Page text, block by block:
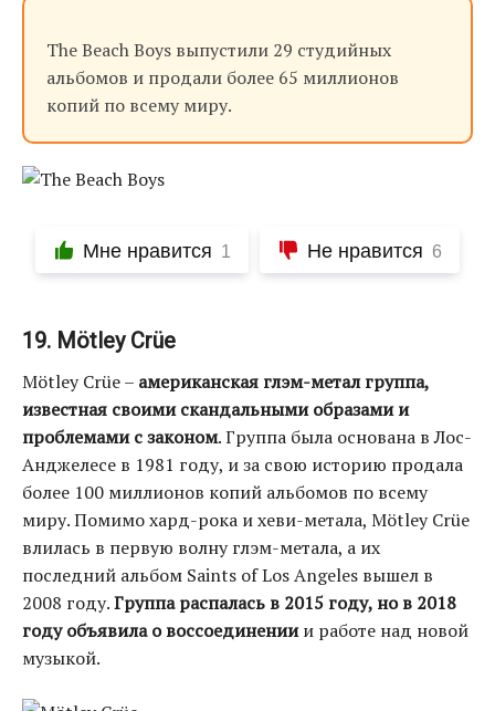
The Beach Boys выпустили 29 студийных
альбомов и продали более 65 миллионов
копий по всему миру.
Мне нравится 1 Не нравится 6
19. Mötley Crüe
Mötley Crüe – американская глэм-метал группа,
известная своими скандальными образами и
проблемами с законом. Группа была основана в Лос-
Анджелесе в 1981 году, и за свою историю продала
более 100 миллионов копий альбомов по всему
миру. Помимо хард-рока и хеви-метала, Mötley Crüe
влилась в первую волну глэм-метала, а их
последний альбом Saints of Los Angeles вышел в
2008 году.Группа распалась в 2015 году, но в 2018
году объявила о воссоединениии работе над новой
музыкой.